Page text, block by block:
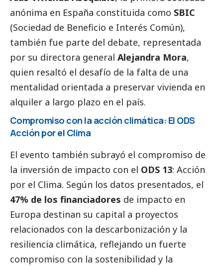
anónima en España constituida como SBIC
(Sociedad de Beneficio e Interés Común),
también fue parte del debate, representada
por su directora general Alejandra Mora,
quien resaltó el desafío de la falta de una
mentalidad orientada a preservar vivienda en
alquiler a largo plazo en el país.
Compromiso con la acción climática: El ODS
Acción por el Clima
El evento también subrayó el compromiso de
la inversión de impacto con el ODS 13: Acción
por el Clima. Según los datos presentados, el
47% de los financiadores de impacto en
Europa destinan su capital a proyectos
relacionados con la descarbonización y la
resiliencia climática, reflejando un fuerte
compromiso con la sostenibilidad y la